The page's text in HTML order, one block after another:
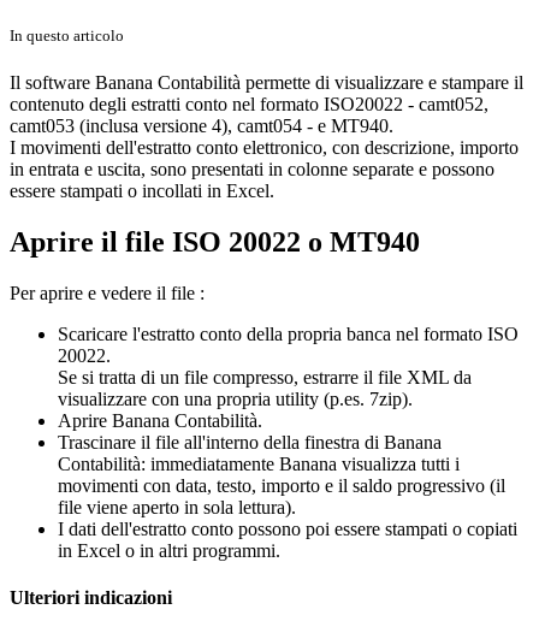
In questo articolo
Il software Banana Contabilità permette di visualizzare e stampare il
contenuto degli estratti conto nel formato ISO20022 - camt052,
camt053 (inclusa versione 4), camt054 - e MT940.
I movimenti dell'estratto conto elettronico, con descrizione, importo
in entrata e uscita, sono presentati in colonne separate e possono
essere stampati o incollati in Excel.
Aprire il file ISO 20022 o MT940
Per aprire e vedere il file :
Scaricare l'estratto conto della propria banca nel formato ISO
20022.
Se si tratta di un file compresso, estrarre il file XML da
visualizzare con una propria utility (p.es. 7zip).
Aprire Banana Contabilità.
Trascinare il file all'interno della finestra di Banana
Contabilità: immediatamente Banana visualizza tutti i
movimenti con data, testo, importo e il saldo progressivo (il
file viene aperto in sola lettura).
I dati dell'estratto conto possono poi essere stampati o copiati
in Excel o in altri programmi.
Ulteriori indicazioni